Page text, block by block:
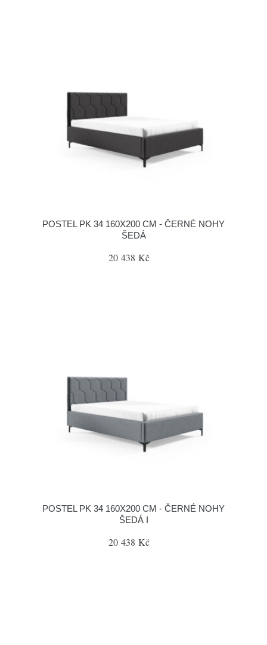
POSTEL PK 34 160X200 CM - ČERNÉ NOHY
ŠEDÁ
20 438 Kč
POSTEL PK 34 160X200 CM - ČERNÉ NOHY
ŠEDÁ I
20 438 Kč